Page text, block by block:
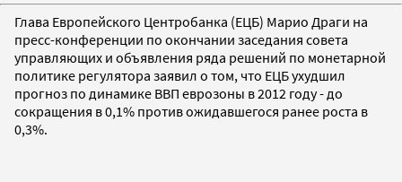
Глава Европейского Центробанка (ЕЦБ) Марио Драги на
пресс-конференции по окончании заседания совета
управляющих и объявления ряда решений по монетарной
политике регулятора заявил о том, что ЕЦБ ухудшил
прогноз по динамике ВВП еврозоны в 2012 году - до
сокращения в 0,1% против ожидавшегося ранее роста в
0,3%.